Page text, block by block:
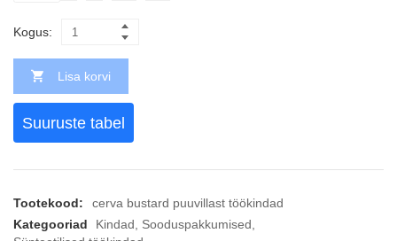
Kogus:
Lisa korvi
Suuruste tabel
Tootekood:
cerva bustard puuvillast töökindad
Kategooriad
Kindad Sooduspakkumised